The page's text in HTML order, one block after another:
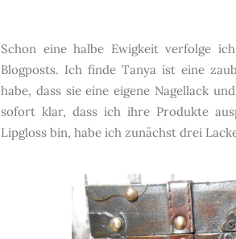
Schon eine halbe Ewigkeit verfolge
Blogposts. Ich finde Tanya ist eine
habe, dass sie eine eigene Nagellack
sofort klar, dass ich ihre Produkte
Lipgloss bin, habe ich zunächst drei